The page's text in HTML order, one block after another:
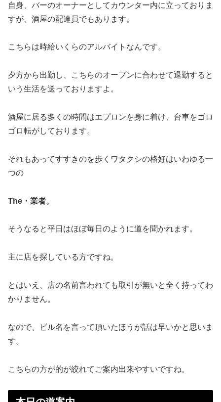
自身、バーのオーナーとしてカウンター内に立っておりま
すが、酒屋の配達員でもあります。
こちらは時給いくらのアルバイトなんです。
夕方から出勤し、こちらのオープンに合わせて退勤すると
いう生活を送っておりますよ。
酒屋に居る多くの時間はエプロンを身に着け、台車をゴロ
ゴロ転がしております。
それもあってすすきのを歩くワタクシの格好はいわゆる一
つの
The・業者。
そうなると平日はほぼ毎日のように道を聞かれます。
主に店を探している方ですね。
とはいえ、店の名前言われても取引が無いと全く持ってわ
かりません。
なので、ビル名を言って頂いたほうが話は早いかと思いま
す。
こちらの方が的が絞れてご案内出来やすいですね。